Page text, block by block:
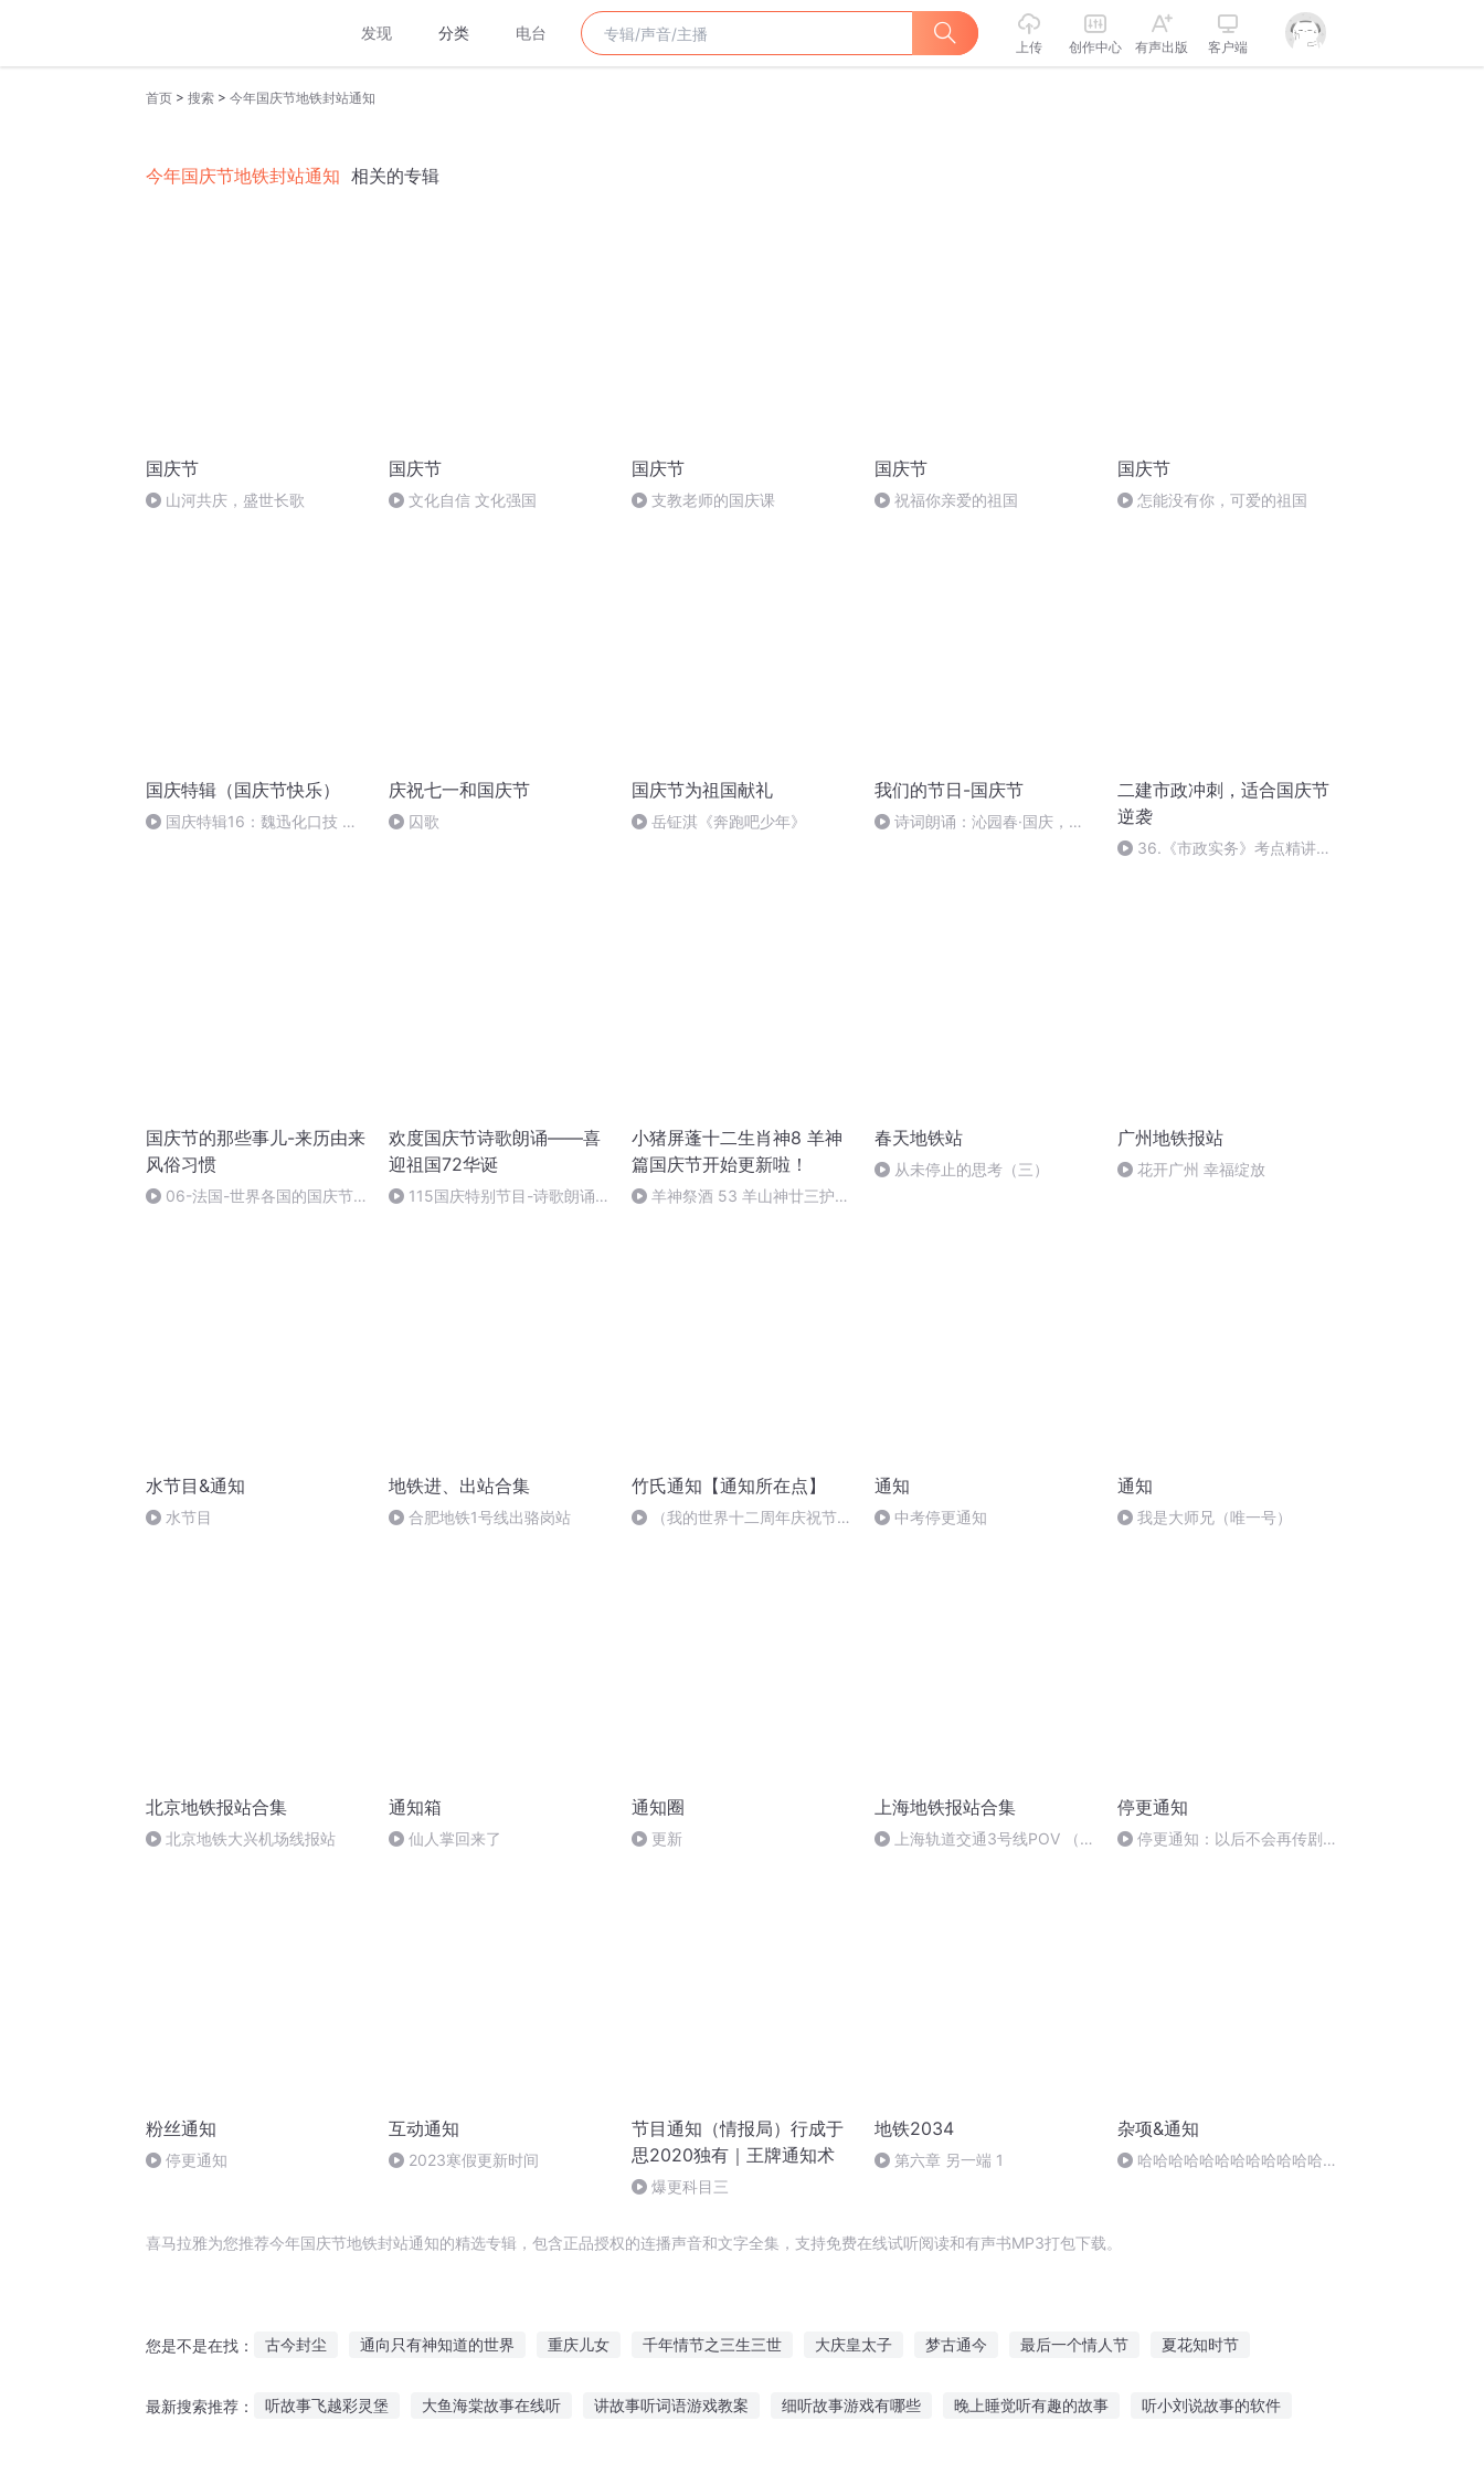
发现 分类 电台
上传 创作中心 有声出版 客户端
首页 > 搜索 > 今年国庆节地铁封站通知
今年国庆节地铁封站通知 相关的专辑
国庆节
山河共庆，盛世长歌
国庆节
文化自信 文化强国
国庆节
支教老师的国庆课
国庆节
祝福你亲爱的祖国
国庆节
怎能没有你，可爱的祖国
国庆特辑（国庆节快乐）
国庆特辑16：魏迅化口技 二
庆祝七一和国庆节
囚歌
国庆节为祖国献礼
岳钲淇《奔跑吧少年》
我们的节日-国庆节
诗词朗诵：沁园春·国庆，朗
二建市政冲刺，适合国庆节
逆袭
36.《市政实务》考点精讲第
国庆节的那些事儿-来历由来
风俗习惯
06-法国-世界各国的国庆节-
欢度国庆节诗歌朗诵——喜
迎祖国72华诞
115国庆特别节目-诗歌朗诵-
小猪屏蓬十二生肖神8 羊神
篇国庆节开始更新啦！
羊神祭酒 53 羊山神廿三护祭
春天地铁站
从未停止的思考（三）
广州地铁报站
花开广州 幸福绽放
水节目&通知
水节目
地铁进、出站合集
合肥地铁1号线出骆岗站
竹氏通知【通知所在点】
（我的世界十二周年庆祝节
通知
中考停更通知
通知
我是大师兄（唯一号）
北京地铁报站合集
北京地铁大兴机场线报站
通知箱
仙人掌回来了
通知圈
更新
上海地铁报站合集
上海轨道交通3号线POV （官
停更通知
停更通知：以后不会再传剧
粉丝通知
停更通知
互动通知
2023寒假更新时间
节目通知（情报局）行成于
思2020独有｜王牌通知术
爆更科目三
地铁2034
第六章 另一端 1
杂项&通知
哈哈哈哈哈哈哈哈哈哈哈哈哈
喜马拉雅为您推荐今年国庆节地铁封站通知的精选专辑，包含正品授权的连播声音和文字全集，支持免费在线试听阅读和有声书MP3打包下载。
您是不是在找： 古今封尘 通向只有神知道的世界 重庆儿女 千年情节之三生三世 大庆皇太子 梦古通今 最后一个情人节 夏花知时节
最新搜索推荐： 听故事飞越彩灵堡 大鱼海棠故事在线听 讲故事听词语游戏教案 细听故事游戏有哪些 晚上睡觉听有趣的故事 听小刘说故事的软件